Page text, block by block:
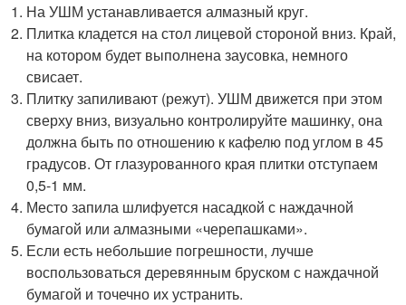
На УШМ устанавливается алмазный круг.
Плитка кладется на стол лицевой стороной вниз. Край,
на котором будет выполнена заусовка, немного
свисает.
Плитку запиливают (режут). УШМ движется при этом
сверху вниз, визуально контролируйте машинку, она
должна быть по отношению к кафелю под углом в 45
градусов. От глазурованного края плитки отступаем
0,5-1 мм.
Место запила шлифуется насадкой с наждачной
бумагой или алмазными «черепашками».
Если есть небольшие погрешности, лучше
воспользоваться деревянным бруском с наждачной
бумагой и точечно их устранить.